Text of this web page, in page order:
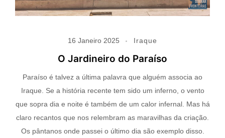
16 Janeiro 2025 Iraque
O Jardineiro do Paraíso
Paraíso é talvez a última palavra que alguém associa ao
Iraque. Se a história recente tem sido um inferno, o vento
que sopra dia e noite é também de um calor infernal. Mas há
claro recantos que nos relembram as maravilhas da criação.
Os pântanos onde passei o último dia são exemplo disso.